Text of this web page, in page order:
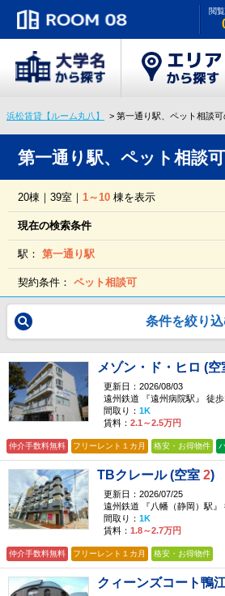
閲
浜松賃貸【ルーム丸八】 第一通り駅、ペット相談
第一通り駅、ペット相談
20棟｜39室｜ 1～10 棟を表示
現在の検索条件
駅：第一通り駅
契約条件：ペット相談可
条件を絞り
メゾン・ド・ヒロ (空
更新日：2026/08/03
遠州鉄道 『遠州病院駅』 徒歩
間取り： 1K
賃料： 2.1～2.5万円
仲介手数料無料 フリーレント１カ月 格安・お得物件
TBクレール (空室 2)
更新日：2026/07/25
遠州鉄道 『八幡（静岡）駅』
間取り： 1K
賃料： 1.8～2.7万円
仲介手数料無料 フリーレント１カ月 格安・お得物件
クィーンズコート鴨